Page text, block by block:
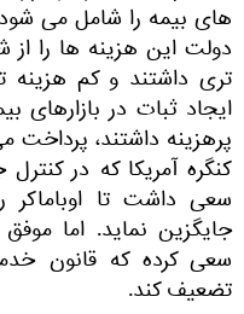
های بیمه را شامل می
دولت این هزینه ها را
تری داشتند و کم هزینه
ایجاد ثبات در بازارهای
پرهزینه داشتند، پرداخت
کنگره آمریکا که در
سعی داشت تا اوباماکر
جایگزین نماید. اما
سعی کرده که قانون
تضعیف کند.